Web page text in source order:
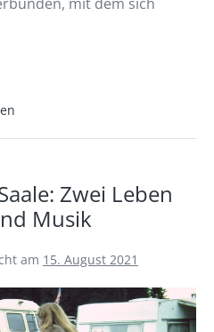
Zwei Leben
Musik
am 15. August 2021